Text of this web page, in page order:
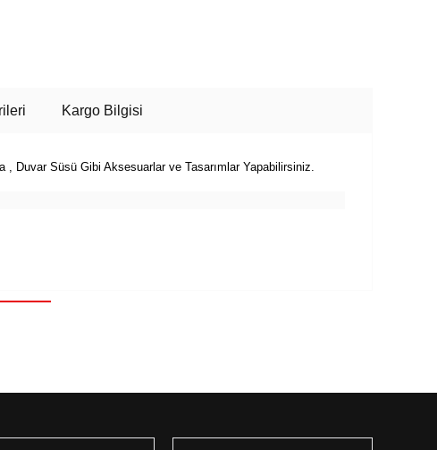
Kargo Bilgisi
, Duvar Süsü Gibi Aksesuarlar ve Tasarımlar Yapabilirsiniz.